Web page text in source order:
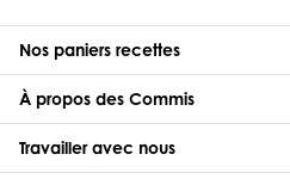
Nos paniers recettes
À propos des Commis
Travailler avec nous